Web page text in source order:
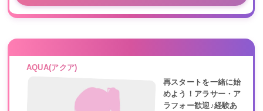
AQUA(アクア)
再スタートを一緒に始
めよう！アラサー・ア
ラフォー歓迎♪経験あ